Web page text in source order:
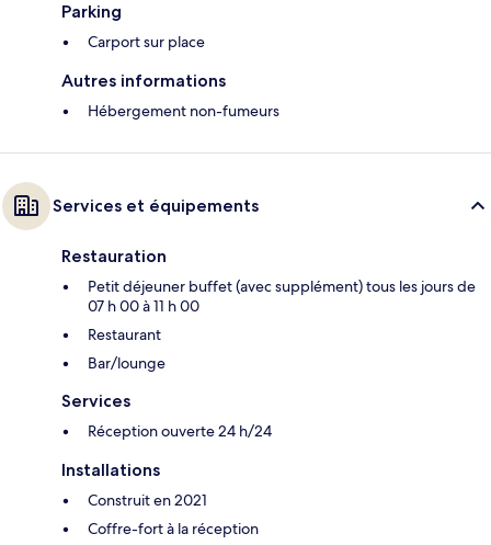
Parking
Carport sur place
Autres informations
Hébergement non-fumeurs
Services et équipements
Restauration
Petit déjeuner buffet (avec supplément) tous les jours de
07 h 00 à 11 h 00
Restaurant
Bar/lounge
Services
Réception ouverte 24 h/24
Installations
Construit en 2021
Coffre-fort à la réception